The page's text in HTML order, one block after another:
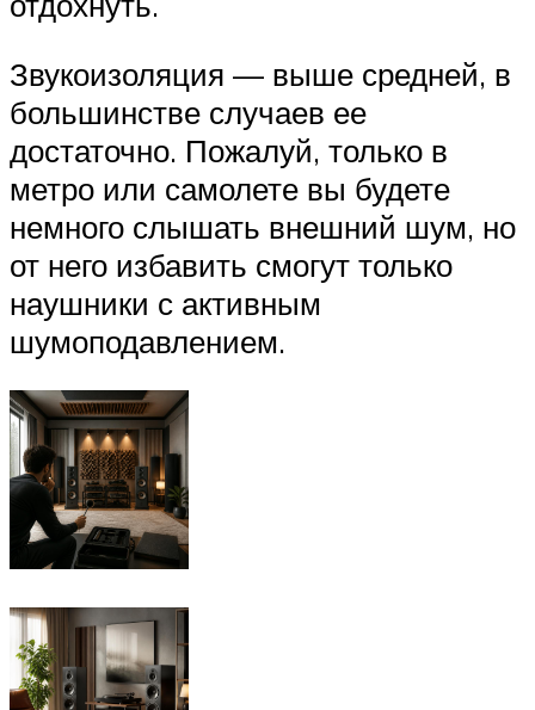
Звукоизоляция — выше средней, в
большинстве случаев ее
достаточно. Пожалуй, только в
метро или самолете вы будете
немного слышать внешний шум, но
от него избавить смогут только
наушники с активным
шумоподавлением.